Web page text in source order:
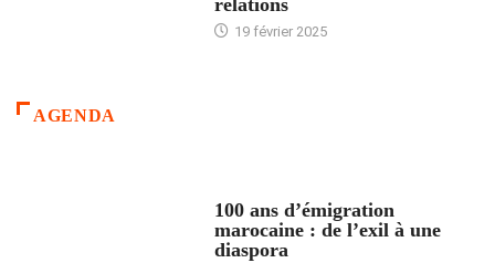
relations
19 février 2025
AGENDA
100 ans d’émigration
marocaine : de l’exil à une
diaspora